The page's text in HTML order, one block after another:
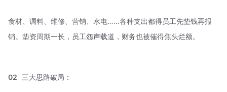
食材、调料、维修、营销、水电……各种支出都得员工先垫钱再报
销。垫资周期一长，员工怨声载道，财务也被催得焦头烂额。
02 三大思路破局：